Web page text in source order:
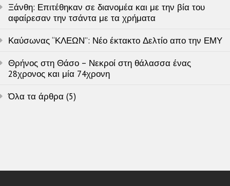
Ξάνθη: Επιτέθηκαν σε διανομέα και με την βία του
αφαίρεσαν την τσάντα με τα χρήματα
Καύσωνας “ΚΛΕΩΝ”: Νέο έκτακτο Δελτίο απο την ΕΜΥ
Θρήνος στη Θάσο – Νεκροί στη θάλασσα ένας
28χρονος και μία 74χρονη
Όλα τα άρθρα (5)